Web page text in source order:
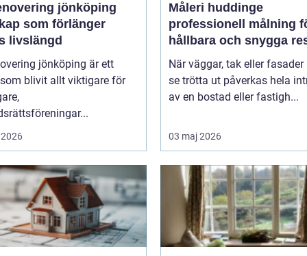
jönköping
som förlänger
livslängd
jönköping är ett
blivit allt viktigare för
Måleri huddinge
professionell målning
hållbara och snygga
När väggar, tak eller fasader
se trötta ut påverkas hela
av en bostad eller fastigh...
03 maj 2026